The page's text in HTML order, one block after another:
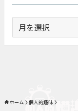
去
ホーム 個人的趣味